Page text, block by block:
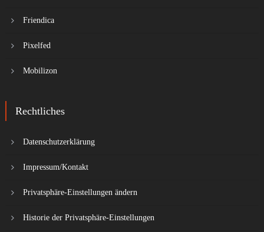
Friendica
Pixelfed
Mobilizon
Rechtliches
Datenschutzerklärung
Impressum/Kontakt
Privatsphäre-Einstellungen ändern
Historie der Privatsphäre-Einstellungen